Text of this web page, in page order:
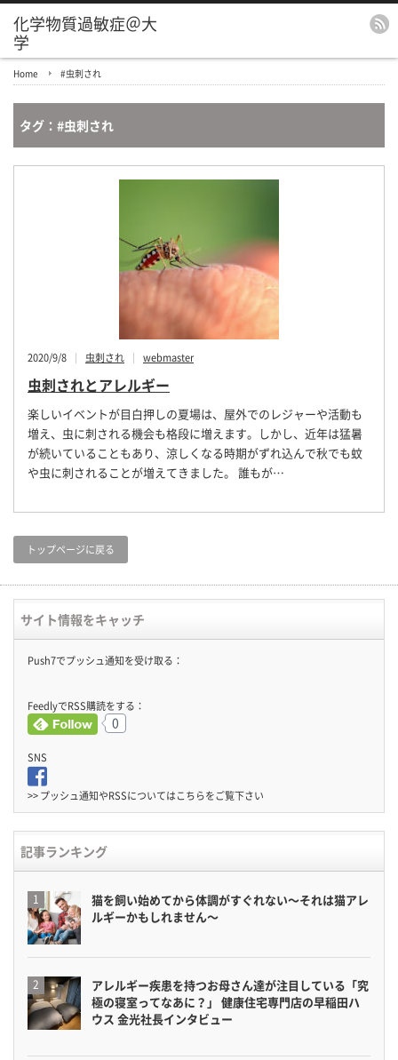
化学物質過敏症＠大
学
Home #虫刺され
タグ：#虫刺され
2020/9/8 虫刺され webmaster
虫刺されとアレルギー
楽しいイベントが目白押しの夏場は、屋外でのレジャーや活動も
増え、虫に刺される機会も格段に増えます。しかし、近年は猛暑
が続いていることもあり、涼しくなる時期がずれ込んで秋でも蚊
や虫に刺されることが増えてきました。 誰もが…
トップページに戻る
サイト情報をキャッチ
Push7でプッシュ通知を受け取る：
FeedlyでRSS購読をする：
0
SNS
>> プッシュ通知やRSSについてはこちらをご覧下さい
記事ランキング
猫を飼い始めてから体調がすぐれない〜それは猫アレ
ルギーかもしれません〜
アレルギー疾患を持つお母さん達が注目している「究
極の寝室ってなあに？」 健康住宅専門店の早稲田ハ
ウス 金光社長インタビュー